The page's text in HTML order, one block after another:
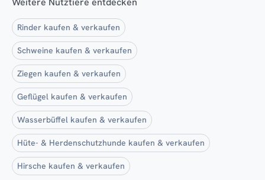
Rinder kaufen & verkaufen
Schweine kaufen & verkaufen
Ziegen kaufen & verkaufen
Geflügel kaufen & verkaufen
Wasserbüffel kaufen & verkaufen
Hüte- & Herdenschutzhunde kaufen & verkaufen
Hirsche kaufen & verkaufen